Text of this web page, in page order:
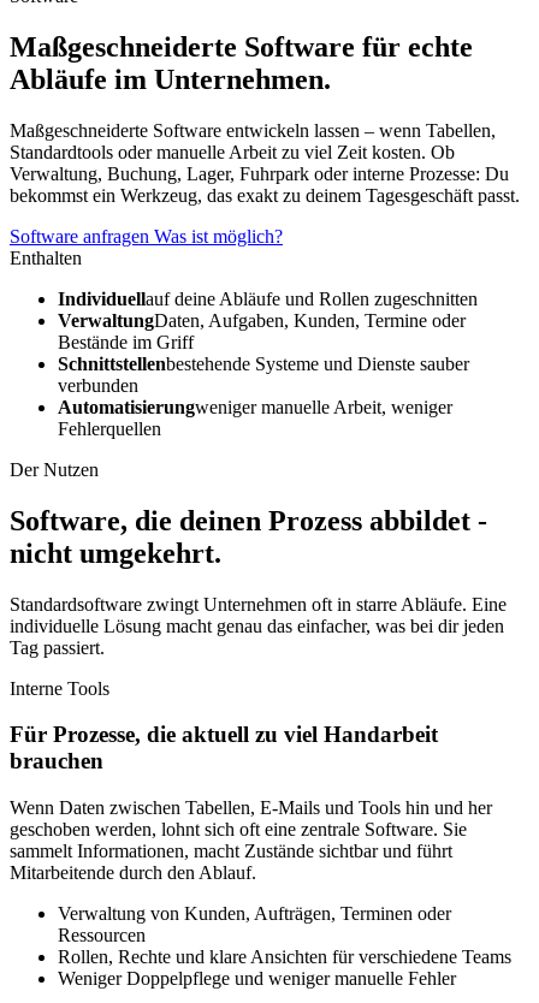
Maßgeschneiderte Software für echte
Abläufe im Unternehmen.
Maßgeschneiderte Software entwickeln lassen – wenn Tabellen,
Standardtools oder manuelle Arbeit zu viel Zeit kosten. Ob
Verwaltung, Buchung, Lager, Fuhrpark oder interne Prozesse: Du
bekommst ein Werkzeug, das exakt zu deinem Tagesgeschäft passt.
Software anfragen Was ist möglich?
Enthalten
Individuellauf deine Abläufe und Rollen zugeschnitten
VerwaltungDaten, Aufgaben, Kunden, Termine oder
Bestände im Griff
Schnittstellenbestehende Systeme und Dienste sauber
verbunden
Automatisierungweniger manuelle Arbeit, weniger
Fehlerquellen
Der Nutzen
Software, die deinen Prozess abbildet -
nicht umgekehrt.
Standardsoftware zwingt Unternehmen oft in starre Abläufe. Eine
individuelle Lösung macht genau das einfacher, was bei dir jeden
Tag passiert.
Interne Tools
Für Prozesse, die aktuell zu viel Handarbeit
brauchen
Wenn Daten zwischen Tabellen, E-Mails und Tools hin und her
geschoben werden, lohnt sich oft eine zentrale Software. Sie
sammelt Informationen, macht Zustände sichtbar und führt
Mitarbeitende durch den Ablauf.
Verwaltung von Kunden, Aufträgen, Terminen oder
Ressourcen
Rollen, Rechte und klare Ansichten für verschiedene Teams
Weniger Doppelpflege und weniger manuelle Fehler